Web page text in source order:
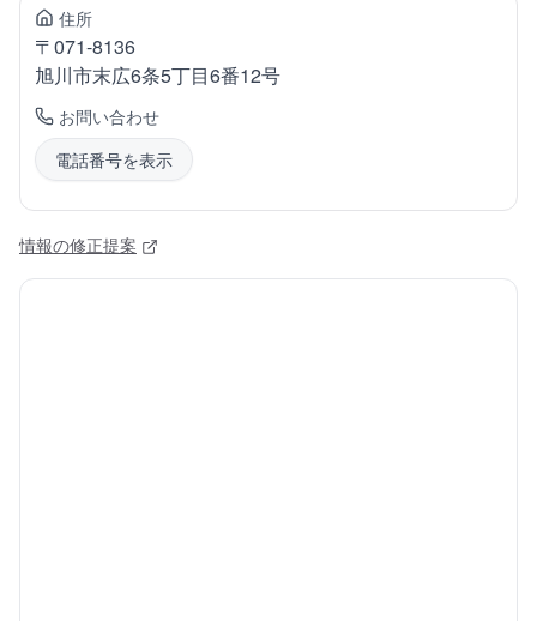
住所
〒071-8136
旭川市末広6条5丁目6番12号
お問い合わせ
電話番号を表示
情報の修正提案